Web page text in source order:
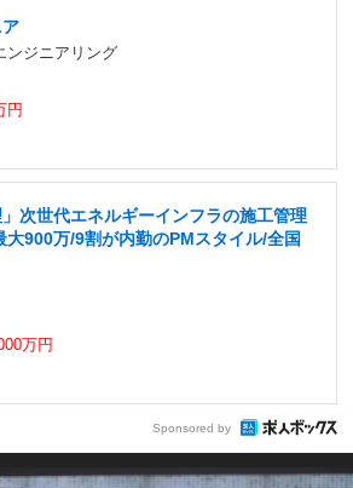
ンジニアリング
円
」次世代エネルギーインフラの施工管理
大900万/9割が内勤のPMスタイル/全国
万円
Sponsored by